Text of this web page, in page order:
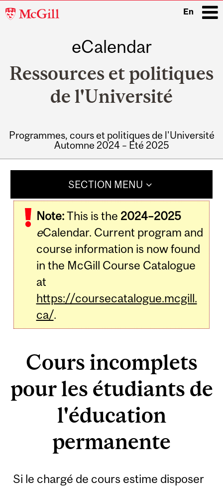
McGill
En
eCalendar
Ressources et politiques
de l'Université
Programmes, cours et politiques de l'Université
Automne 2024 – Été 2025
SECTION MENU
Note:This is the 2024–2025
eCalendar. Current program and
course information is now found
in the McGill Course Catalogue
at
https://coursecatalogue.mcgill.
ca/.
Cours incomplets
pour les étudiants de
l'éducation
permanente
Si le chargé de cours estime disposer